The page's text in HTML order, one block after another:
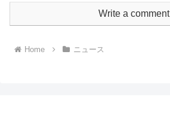
Write a comment
Home ニュース